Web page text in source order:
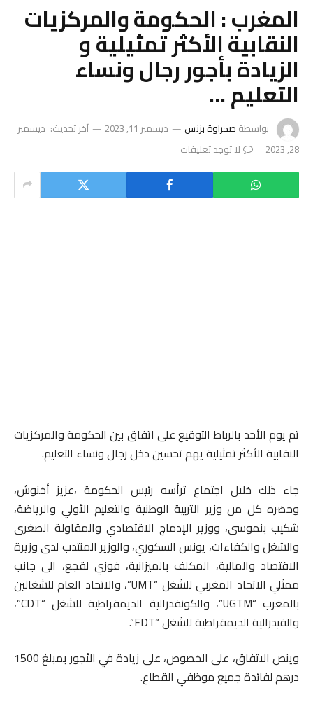
المغرب : الحكومة والمركزيات
النقابية الأكثر تمثيلية و
الزيادة بأجور رجال ونساء
التعليم …
بواسطة صحراوة بزنس ديسمبر 11, 2023 آخر تحديث: ديسمبر
28, 2023
لا توجد تعليقات
تم يوم الأحد بالرباط التوقيع على اتفاق بين الحكومة والمركزيات
النقابية الأكثر تمثيلية يهم تحسين دخل رجال ونساء التعليم.
جاء ذلك خلال اجتماع ترأسه رئيس الحكومة ،عزيز أخنوش،
وحضره كل من وزير التربية الوطنية والتعليم الأولي والرياضة،
شكيب بنموسى، ووزير الإدماج الاقتصادي والمقاولة الصغرى
والشغل والكفاءات، يونس السكوري، والوزير المنتدب لدى وزيرة
الاقتصاد والمالية، المكلف بالميزانية، فوزي لقجع، الى جانب
ممثلي الاتحاد المغربي للشغل “UMT”، والاتحاد العام للشغالين
بالمغرب “UGTM”، والكونفدرالية الديمقراطية للشغل “CDT”،
والفيدرالية الديمقراطية للشغل “FDT”.
وينص الاتفاق، على الخصوص، على زيادة في الأجور بمبلغ 1500
درهم لفائدة جميع موظفي القطاع.